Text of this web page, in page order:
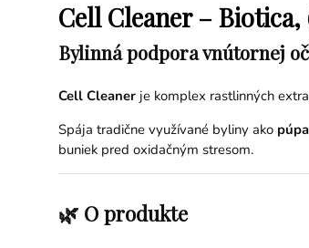
Cell Cleaner –
Bylinná podpora vnútornej
Cell Cleanerje komplex rastlinných
Spája tradične využívané byliny ako
buniek pred oxidačným stresom.
🌿 O produkte